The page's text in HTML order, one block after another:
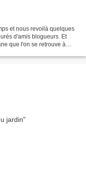
et nous revoilà quelques
d'amis blogueurs. Et
que l'on se retrouve à